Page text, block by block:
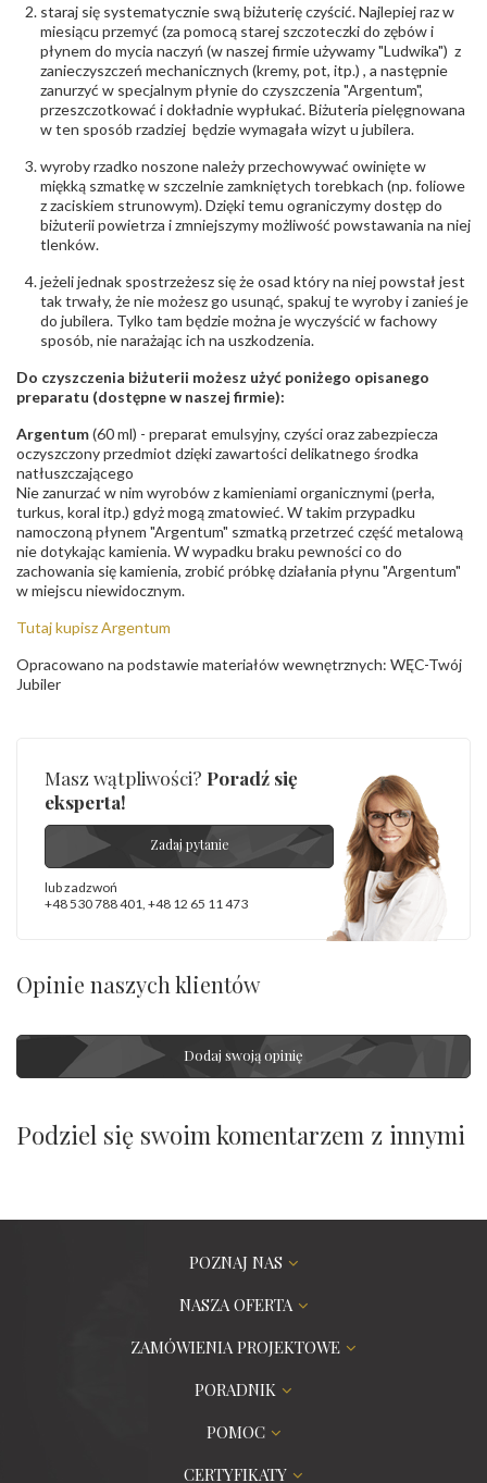
staraj się systematycznie swą biżuterię czyścić. Najlepiej raz w
miesiącu przemyć (za pomocą starej szczoteczki do zębów i
płynem do mycia naczyń (w naszej firmie używamy "Ludwika") z
zanieczyszczeń mechanicznych (kremy, pot, itp.) , a następnie
zanurzyć w specjalnym płynie do czyszczenia "Argentum",
przeszczotkować i dokładnie wypłukać. Biżuteria pielęgnowana
w ten sposób rzadziej będzie wymagała wizyt u jubilera.
wyroby rzadko noszone należy przechowywać owinięte w
miękką szmatkę w szczelnie zamkniętych torebkach (np. foliowe
z zaciskiem strunowym). Dzięki temu ograniczymy dostęp do
biżuterii powietrza i zmniejszymy możliwość powstawania na niej
tlenków.
jeżeli jednak spostrzeżesz się że osad który na niej powstał jest
tak trwały, że nie możesz go usunąć, spakuj te wyroby i zanieś je
do jubilera. Tylko tam będzie można je wyczyścić w fachowy
sposób, nie narażając ich na uszkodzenia.
Do czyszczenia biżuterii możesz użyć poniżego opisanego
preparatu (dostępne w naszej firmie):
Argentum(60 ml) - preparat emulsyjny, czyści oraz zabezpiecza
oczyszczony przedmiot dzięki zawartości delikatnego środka
natłuszczającego
Nie zanurzać w nim wyrobów z kamieniami organicznymi (perła,
turkus, koral itp.) gdyż mogą zmatowieć. W takim przypadku
namoczoną płynem "Argentum" szmatką przetrzeć część metalową
nie dotykając kamienia. W wypadku braku pewności co do
zachowania się kamienia, zrobić próbkę działania płynu "Argentum"
w miejscu niewidocznym.
Tutaj kupisz Argentum
Opracowano na podstawie materiałów wewnętrznych: WĘC-Twój
Jubiler
Masz wątpliwości? Poradź się
eksperta!
Zadaj pytanie
lub zadzwoń
+48 530 788 401 +48 12 65 11 473
Opinie naszych klientów
Dodaj swoją opinię
Podziel się swoim komentarzem z innymi
POZNAJ NAS
NASZA OFERTA
ZAMÓWIENIA PROJEKTOWE
PORADNIK
POMOC
CERTYFIKATY